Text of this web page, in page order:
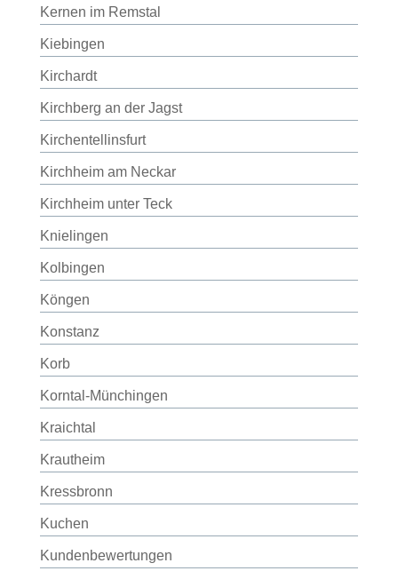
Kernen im Remstal
Kiebingen
Kirchardt
Kirchberg an der Jagst
Kirchentellinsfurt
Kirchheim am Neckar
Kirchheim unter Teck
Knielingen
Kolbingen
Köngen
Konstanz
Korb
Korntal-Münchingen
Kraichtal
Krautheim
Kressbronn
Kuchen
Kundenbewertungen